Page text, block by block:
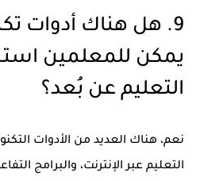
9. هل هناك أدوات
يمكن للمعلمين
التعليم عن بُعد؟
نعم، هناك العديد من الأدوات
التعليم عبر الإنترنت، والبرامج